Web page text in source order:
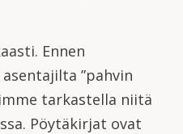
Ennen
”pahvin
tarkastella niitä
Pöytäkirjat ovat